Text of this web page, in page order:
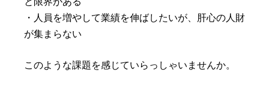
・人員を増やして業績を伸ばしたいが、肝心の人財
が集まらない
このような課題を感じていらっしゃいませんか。